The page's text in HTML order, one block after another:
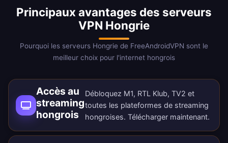
Principaux avantages des serveurs
VPN Hongrie
Pourquoi les serveurs Hongrie de FreeAndroidVPN sont le
meilleur choix pour l'internet hongrois
Accès au
streaming
hongrois
Débloquez M1, RTL Klub, TV2 et
toutes les plateformes de streaming
hongroises. Télécharger maintenant.